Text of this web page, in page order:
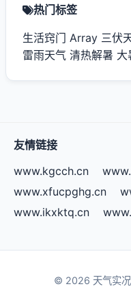
热门标签
生活窍门 Array 三伏
雷雨天气 清热解暑 大
友情链接
www.kgcch.cn
www.xfucpghg.cn
www.ikxktq.cn
© 2026 天气实